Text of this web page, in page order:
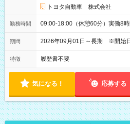
トヨタ自動車 株式会社
勤務時間 09:00-18:00（休憩60分）実働8時
期間 2026年09月01日～長期 ※開始
特徴 履歴書不要
気になる！ 応募する